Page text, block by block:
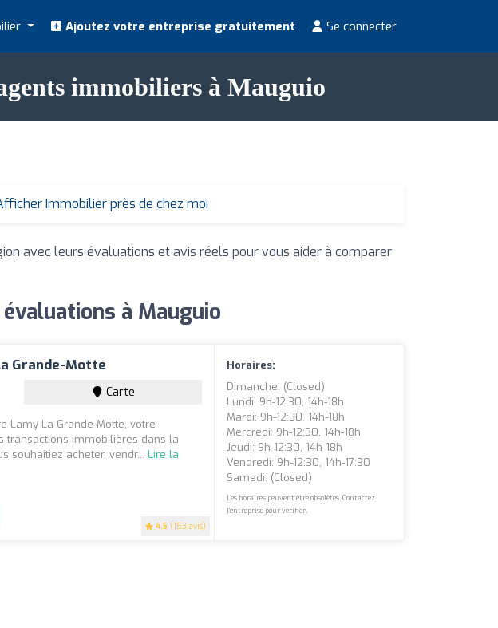
Ajoutez votre entreprise gratuitement Se connecter
immobiliers à Mauguio
Immobilier près de chez moi
avec leurs évaluations et avis réels pour vous aider à comparer
à Mauguio
Grande-Motte
4.5 (153 avis)
Carte
Lamy La Grande-Motte, votre
transactions immobilières dans la
souhaitiez acheter, vendr...Lire la
Horaires:
Dimanche: (closed)
Lundi: 9h-12:30, 14h-18h
Mardi: 9h-12:30, 14h-18h
Mercredi: 9h-12:30, 14h-18h
Jeudi: 9h-12:30, 14h-18h
Vendredi: 9h-12:30, 14h-17:30
Samedi: (closed)
Les horaires peuvent être obsolètes. Contactez
l'entreprise pour vérifier.